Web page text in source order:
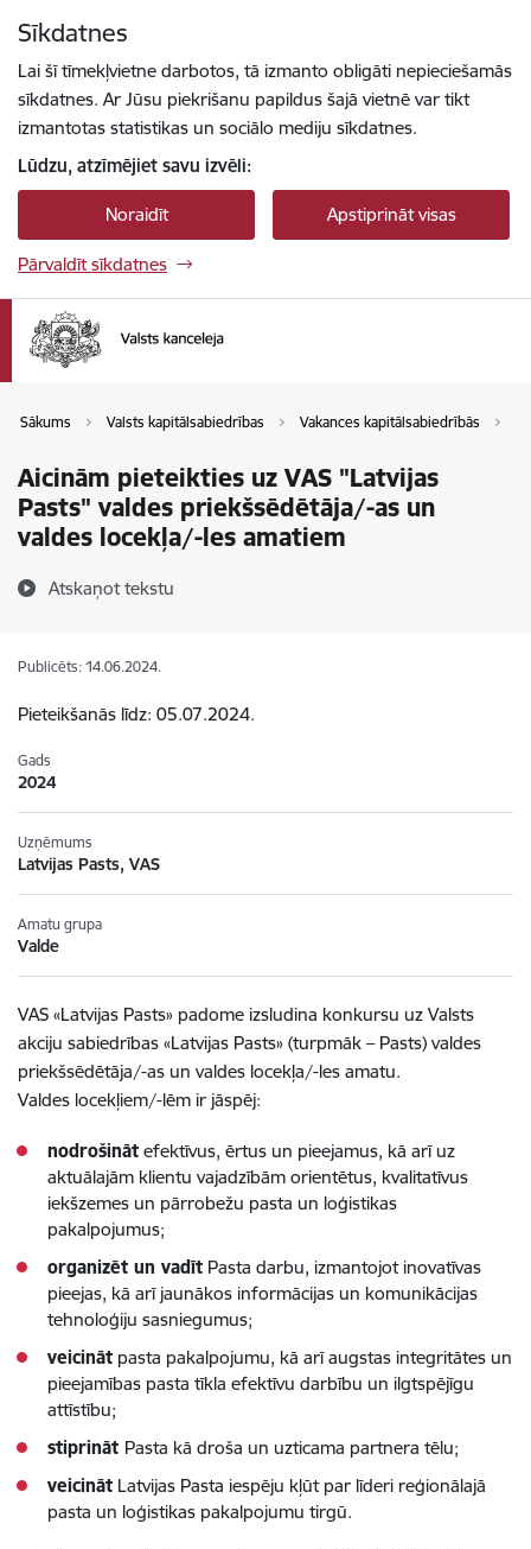
Sīkdatnes
Lai šī tīmekļvietne darbotos, tā izmanto obligāti nepieciešamās
sīkdatnes. Ar Jūsu piekrišanu papildus šajā vietnē var tikt
izmantotas statistikas un sociālo mediju sīkdatnes.
Lūdzu, atzīmējiet savu izvēli:
Noraidīt Apstiprināt visas
Pārvaldīt sīkdatnes
Sākums Valsts kapitālsabiedrības Vakances kapitālsabiedrībās
Aicinām pieteikties uz VAS "Latvijas
Pasts" valdes priekšsēdētāja/-as un
valdes locekļa/-les amatiem
Atskaņot tekstu
Publicēts: 14.06.2024.
Pieteikšanās līdz: 05.07.2024.
Gads
2024
Uzņēmums
Latvijas Pasts, VAS
Amatu grupa
Valde
VAS «Latvijas Pasts» padome izsludina konkursu uz Valsts
akciju sabiedrības «Latvijas Pasts» (turpmāk – Pasts) valdes
priekšsēdētāja/-as un valdes locekļa/-les amatu.
Valdes locekļiem/-lēm ir jāspēj:
nodrošināt efektīvus, ērtus un pieejamus, kā arī uz
aktuālajām klientu vajadzībām orientētus, kvalitatīvus
iekšzemes un pārrobežu pasta un loģistikas
pakalpojumus;
organizēt un vadīt Pasta darbu, izmantojot inovatīvas
pieejas, kā arī jaunākos informācijas un komunikācijas
tehnoloģiju sasniegumus;
veicināt pasta pakalpojumu, kā arī augstas integritātes un
pieejamības pasta tīkla efektīvu darbību un ilgtspējīgu
attīstību;
stiprināt Pasta kā droša un uzticama partnera tēlu;
veicināt Latvijas Pasta iespēju kļūt par līderi reģionālajā
pasta un loģistikas pakalpojumu tirgū.